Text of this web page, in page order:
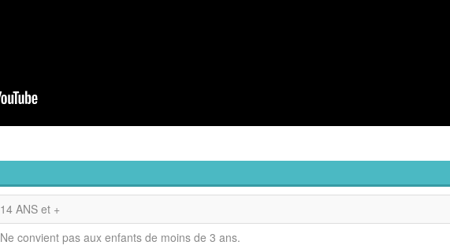
14 ANS et +
Ne convient pas aux enfants de moins de 3 ans.